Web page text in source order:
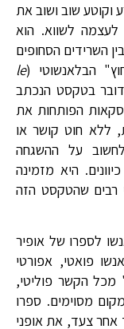
וקוטע שוב ושוב את
לשווא. הוא
השרידים הסחופים
הבלאנשוטי (le
בטקסט הנכתב
הפותחות את
ללא חוט קושר או
על ההשגחה
היא מזמינה
רבים שהטקסט הזה
לספרו של אופיר
פואטי, אפורטי
מכל הקשר פוליטי,
מסוימים. ספרו
אחר צעד, את אופני